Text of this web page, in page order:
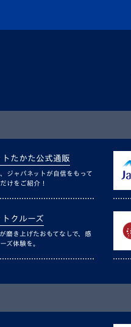
トたかた公式通販
ジャパネットが自信をもって
けをご紹介！
トクルーズ
磨き上げたおもてなしで、感
ズ体験を。